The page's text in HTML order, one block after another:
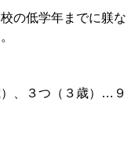
の低学年までに躾な
、３つ（３歳）…９